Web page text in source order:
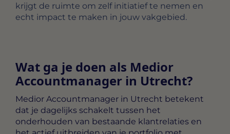
krijgt de ruimte om zelf initiatief te nemen en
echt impact te maken in jouw vakgebied.
Wat ga je doen als Medior
Accountmanager in Utrecht?
Medior Accountmanager in Utrecht betekent
dat je dagelijks schakelt tussen het
onderhouden van bestaande klantrelaties en